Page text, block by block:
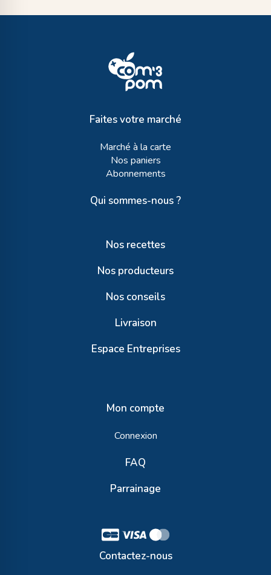
Faites votre marché
Marché à la carte
Nos paniers
Abonnements
Qui sommes-nous ?
Nos recettes
Nos producteurs
Nos conseils
Livraison
Espace Entreprises
Mon compte
Connexion
FAQ
Parrainage
Contactez-nous